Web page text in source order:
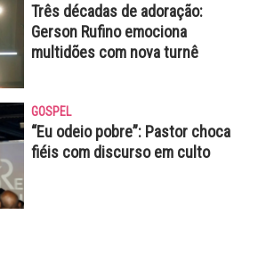
Três décadas de adoração:
Gerson Rufino emociona
multidões com nova turnê
GOSPEL
“Eu odeio pobre”: Pastor choca
fiéis com discurso em culto